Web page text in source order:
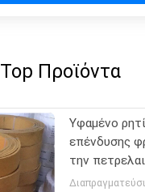
Top Προϊόντα
Υφαμένο
επένδυσης
την
περιοχή